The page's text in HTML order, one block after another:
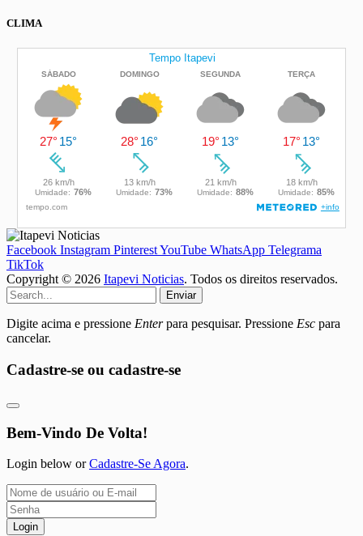
CLIMA
Facebook Instagram PinterestYouTube WhatsApp Telegrama
TikTok
Copyright © 2026 Itapevi Noticias. Todos os direitos reservados.
Enviar
Digite acima e pressione Enterpara pesquisar. Pressione Esc para
cancelar.
Cadastre-se ou cadastre-se
Bem-Vindo De Volta!
Login below orCadastre-Se Agora.
Login